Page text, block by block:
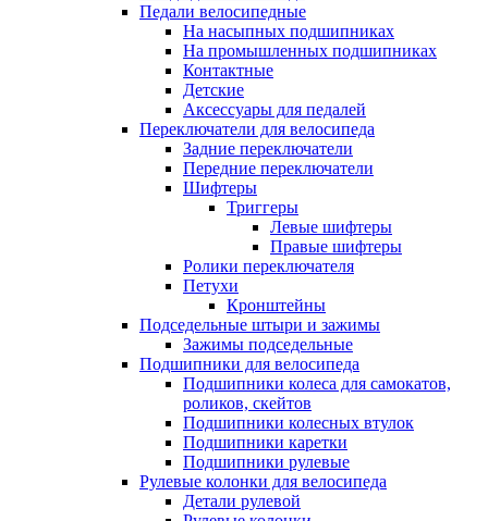
Педали велосипедные
На насыпных подшипниках
На промышленных подшипниках
Контактные
Детские
Аксессуары для педалей
Переключатели для велосипеда
Задние переключатели
Передние переключатели
Шифтеры
Триггеры
Левые шифтеры
Правые шифтеры
Ролики переключателя
Петухи
Кронштейны
Подседельные штыри и зажимы
Зажимы подседельные
Подшипники для велосипеда
Подшипники колеса для самокатов,
роликов, скейтов
Подшипники колесных втулок
Подшипники каретки
Подшипники рулевые
Рулевые колонки для велосипеда
Детали рулевой